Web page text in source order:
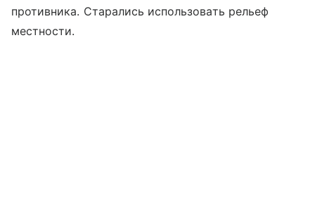
противника. Старались использовать рельеф
местности.